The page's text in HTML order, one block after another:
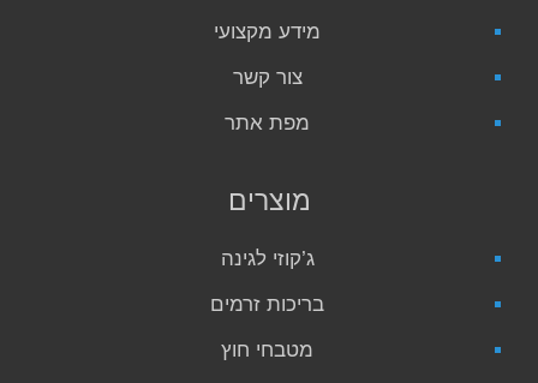
מידע מקצועי
צור קשר
מפת אתר
מוצרים
ג’קוזי לגינה
בריכות זרמים
מטבחי חוץ